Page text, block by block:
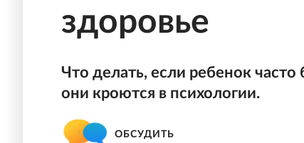
здоровье
Что делать, если ребенок
они кроются в психологии.
ОБСУДИТЬ